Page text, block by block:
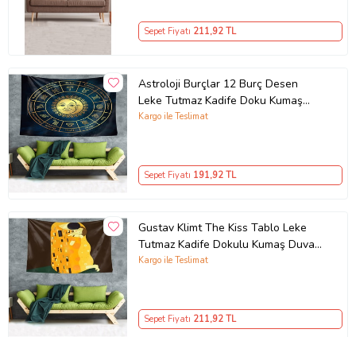
Sepet Fiyatı 211,92 TL
Astroloji Burçlar 12 Burç Desen
Leke Tutmaz Kadife Doku Kumaş
Duvar Örtüsü Duvar Halısı Tapestry
Kargo ile Teslimat
Sepet Fiyatı 191,92 TL
Gustav Klimt The Kiss Tablo Leke
Tutmaz Kadife Dokulu Kumaş Duvar
Örtüsü Duvar Halısı Tapestry (Sarı)
Kargo ile Teslimat
Sepet Fiyatı 211,92 TL